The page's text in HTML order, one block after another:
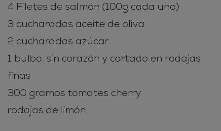
4 Filetes de salmón (100g cada uno)
3 cucharadas aceite de oliva
2 cucharadas azúcar
1 bulbo, sin corazón y cortado en rodajas
finas
300 gramos tomates cherry
rodajas de limón